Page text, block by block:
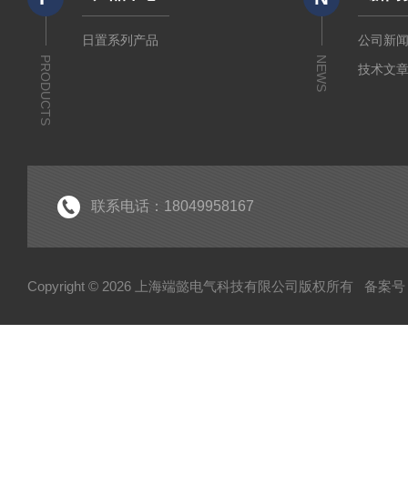
PRODUCTS
日置系列产品
NEWS
公司新
技术文
联系电话：18049958167
Copyright © 2026 上海端懿电气科技有限公司版权所有 备案号